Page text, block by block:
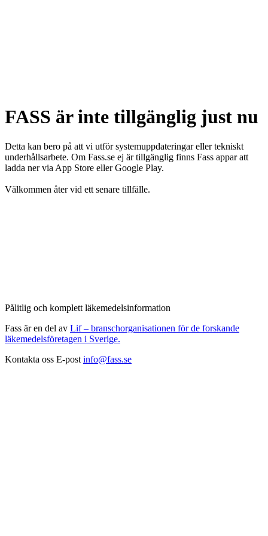
FASS är inte tillgänglig just nu
Detta kan bero på att vi utför systemuppdateringar eller tekniskt
underhållsarbete. Om Fass.se ej är tillgänglig finns Fass appar att
ladda ner via App Store eller Google Play.
Välkommen åter vid ett senare tillfälle.
Pålitlig och komplett läkemedelsinformation
Fass är en del av Lif – branschorganisationen för de forskande
läkemedelsföretagen i Sverige.
Kontakta oss E-post info@fass.se